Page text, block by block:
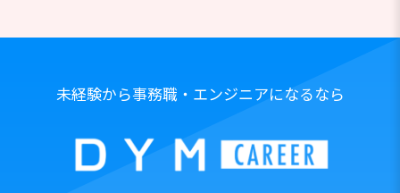
未経験から事務職・エンジニアになるなら